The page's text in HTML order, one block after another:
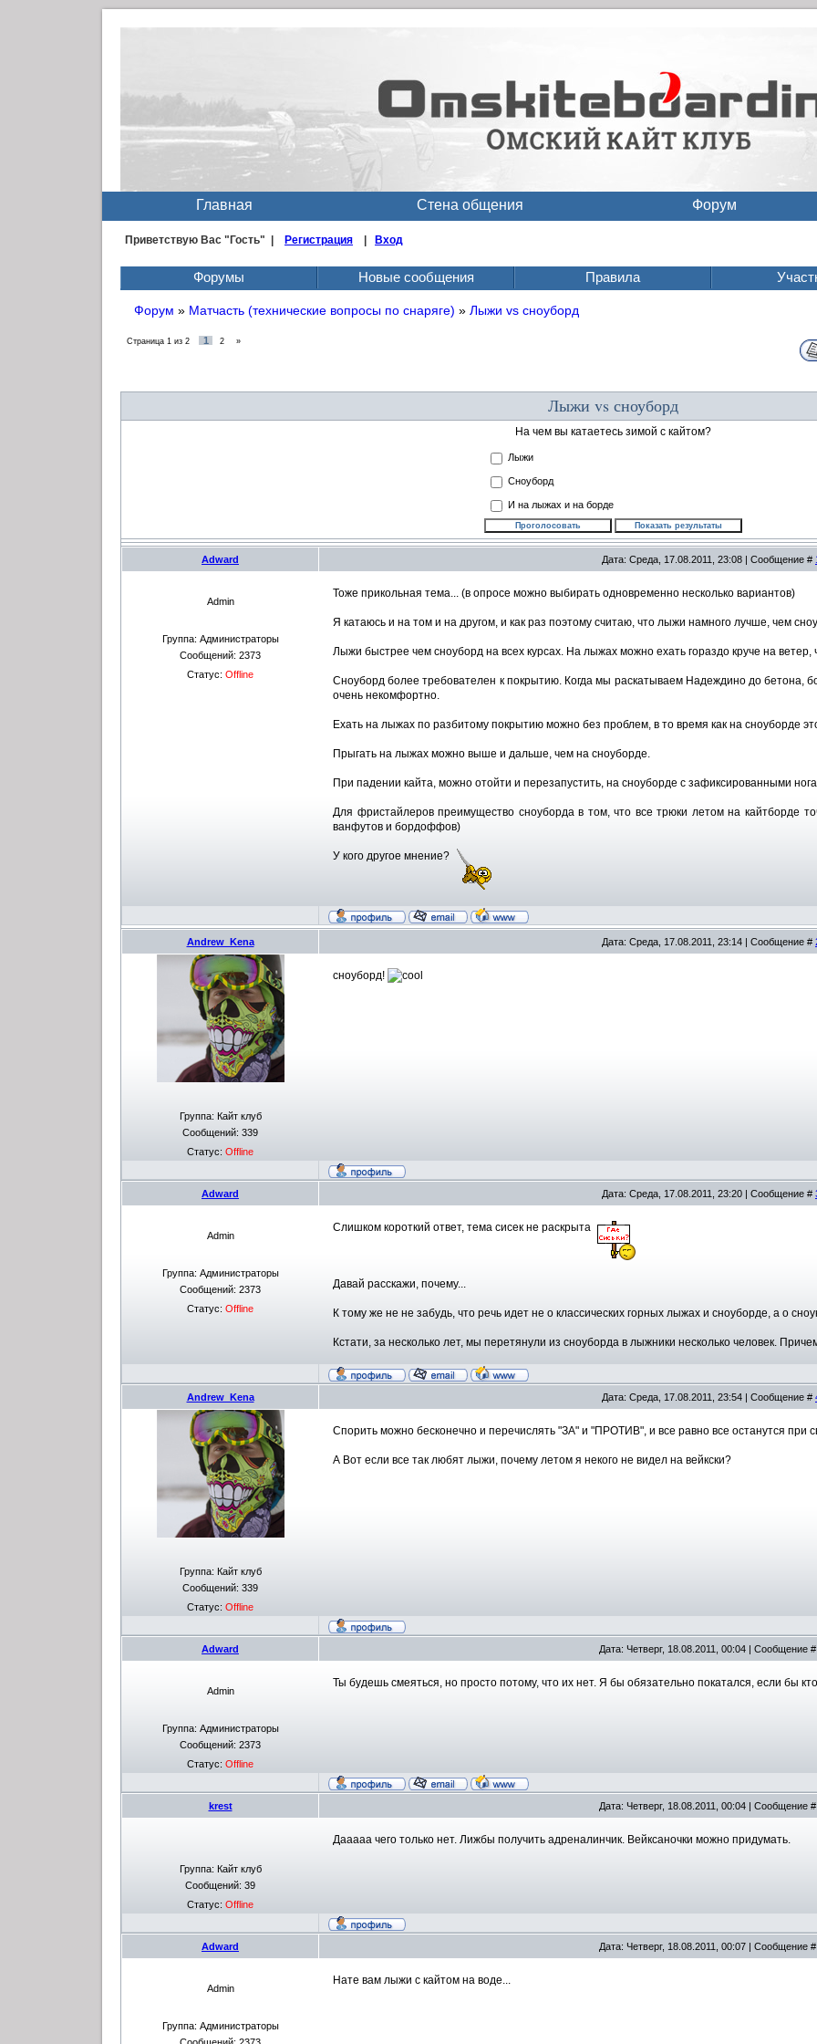
Главная Стена общения Форум
Приветствую Вас "Гость" | Регистрация Вход
Форумы Новые сообщения Правила
Форум » Матчасть (технические вопросы по снаряге) » Лыжи vs сноуборд
Страница 1 из 2 1 2 »
Лыжи vs сноуборд
На чем вы катаетесь зимой с кайтом?
Лыжи
Сноуборд
И на лыжах и на борде
Adward Дата: Среда, 17.08.2011, 23:08 | Сообщение #
Admin
Группа: Администраторы
Сообщений: 2373
Статус: Offline
Тоже прикольная тема... (в опросе можно выбирать одновременно несколько вариантов)
Я катаюсь и на том и на другом, и как раз поэтому считаю, что лыжи намного лучше, чем
Лыжи быстрее чем сноуборд на всех курсах. На лыжах можно ехать гораздо круче на ветер,
Сноуборд более требователен к покрытию. Когда мы раскатываем Надеждино до бетона,
очень некомфортно.
Ехать на лыжах по разбитому покрытию можно без проблем, в то время как на сноуборде
Прыгать на лыжах можно выше и дальше, чем на сноуборде.
При падении кайта, можно отойти и перезапустить, на сноуборде с зафиксированными
Для фристайлеров преимущество сноуборда в том, что все трюки летом на кайтборде
ванфутов и бордоффов)
У кого другое мнение?
Andrew_Kena Дата: Среда, 17.08.2011, 23:14 | Сообщение #
Группа: Кайт клуб
Сообщений: 339
Статус: Offline
сноуборд!
Adward Дата: Среда, 17.08.2011, 23:20 | Сообщение #
Admin
Группа: Администраторы
Сообщений: 2373
Статус: Offline
Слишком короткий ответ, тема сисек не раскрыта
Давай расскажи, почему...
К тому же не не забудь, что речь идет не о классических горных лыжах и сноуборде, а о
Кстати, за несколько лет, мы перетянули из сноуборда в лыжники несколько человек.
Andrew_Kena Дата: Среда, 17.08.2011, 23:54 | Сообщение #
Группа: Кайт клуб
Сообщений: 339
Статус: Offline
Спорить можно бесконечно и перечислять "ЗА" и "ПРОТИВ", и все равно все останутся при
А Вот если все так любят лыжи, почему летом я некого не видел на вейкски?
Adward Дата: Четверг, 18.08.2011, 00:04 | Сообщение
Admin
Группа: Администраторы
Сообщений: 2373
Статус: Offline
Ты будешь смеяться, но просто потому, что их нет. Я бы обязательно покатался, если бы
krest Дата: Четверг, 18.08.2011, 00:04 | Сообщение
Группа: Кайт клуб
Сообщений: 39
Статус: Offline
Дааааа чего только нет. Лижбы получить адреналинчик. Вейксаночки можно придумать.
Adward Дата: Четверг, 18.08.2011, 00:07 | Сообщение
Admin
Группа: Администраторы
Нате вам лыжи с кайтом на воде...